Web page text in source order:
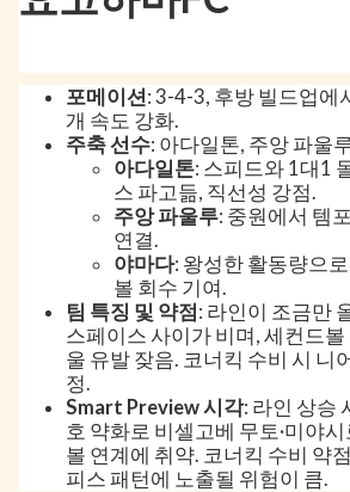
포메이션: 3-4-3, 후방 빌드업에
개 속도 강화.
주축 선수: 아다일톤, 주앙 파울
아다일톤: 스피드와 1대1
스 파고듦, 직선성 강점.
주앙 파울루: 중원에서 템
연결.
야마다: 왕성한 활동량으
볼 회수 기여.
팀 특징 및 약점: 라인이 조금만
스페이스 사이가 비며, 세컨드
울 유발 잦음. 코너킥 수비 시 니
정.
Smart Preview 시각: 라인 상승
호 약화로 비셀고베 무토·미야
볼 연계에 취약. 코너킥 수비 약
피스 패턴에 노출될 위험이 큼.